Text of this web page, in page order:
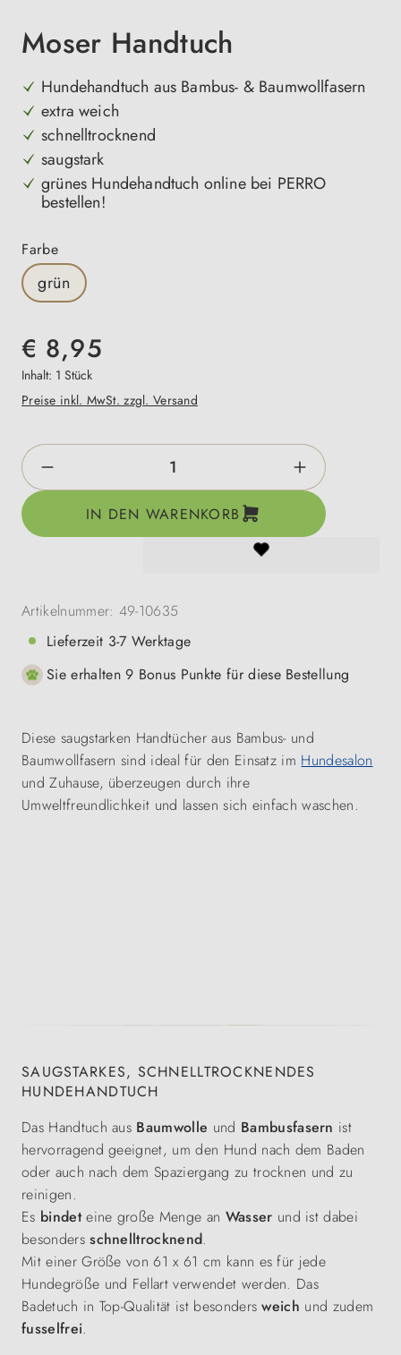
Moser Handtuch
Hundehandtuch aus Bambus- & Baumwollfasern
extra weich
schnelltrocknend
saugstark
grünes Hundehandtuch online bei PERRO
bestellen!
Farbeauswählen
grün
€ 8,95
Inhalt: 1 Stück
Preise inkl. MwSt. zzgl. Versand
Produkt Anzahl: Gib den gewünschten
IN DEN WARENKORB
Artikelnummer: 49-10635
Lieferzeit 3-7 Werktage
Sie erhalten 9 Bonus Punkte für diese Bestellung
Diese saugstarken Handtücher aus Bambus- und
Baumwollfasern sind ideal für den Einsatz im Hundesalon
und Zuhause, überzeugen durch ihre
Umweltfreundlichkeit und lassen sich einfach waschen.
SAUGSTARKES, SCHNELLTROCKNENDES
HUNDEHANDTUCH
Das Handtuch aus Baumwolle und Bambusfasern ist
hervorragend geeignet, um den Hund nach dem Baden
oder auch nach dem Spaziergang zu trocknen und zu
reinigen.
Es bindeteine große Menge an Wasser und ist dabei
besondersschnelltrocknend.
Mit einer Größe von 61 x 61 cm kann es für jede
Hundegröße und Fellart verwendet werden. Das
Badetuch in Top-Qualität ist besondersweich und zudem
fusselfrei.